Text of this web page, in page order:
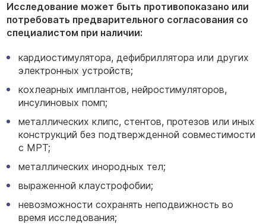
Исследование может быть противопоказано или
потребовать предварительного согласования со
специалистом при наличии:
кардиостимулятора, дефибриллятора или других
электронных устройств;
кохлеарных имплантов, нейростимуляторов,
инсулиновых помп;
металлических клипс, стентов, протезов или иных
конструкций без подтвержденной совместимости
с МРТ;
металлических инородных тел;
выраженной клаустрофобии;
невозможности сохранять неподвижность во
время исследования;